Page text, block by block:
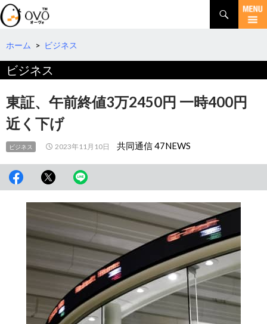
検
索
コ
テ
へ
移
動
ホーム > ビジネス
ビジネス
東証、午前終値3万2450円 一時400円
近く下げ
ビジネス 2023年11月10日 共同通信 47NEWS